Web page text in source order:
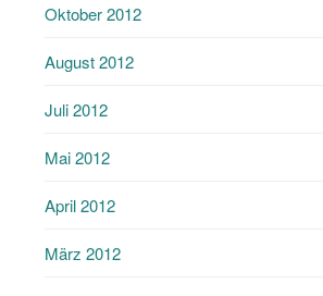
Oktober 2012
August 2012
Juli 2012
Mai 2012
April 2012
März 2012